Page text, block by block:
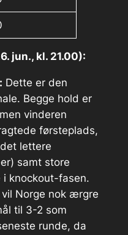
jun., kl. 21.00):
Dette er den
Begge hold er
vinderen
førsteplads,
lettere
samt store
i knockout-fasen.
Norge nok ærgre
til 3-2 som
runde, da